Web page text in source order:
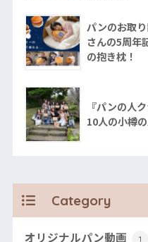
パンのお取
さんの5周年
の抱き枕！
『パンの人
10人の小樽
Category
オリジナルパン動画 1